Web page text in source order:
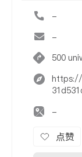
-
-
500
-
点赞